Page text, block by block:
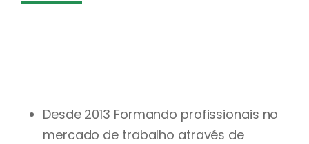
Desde 2013 Formando profissionais no
mercado de trabalho através de